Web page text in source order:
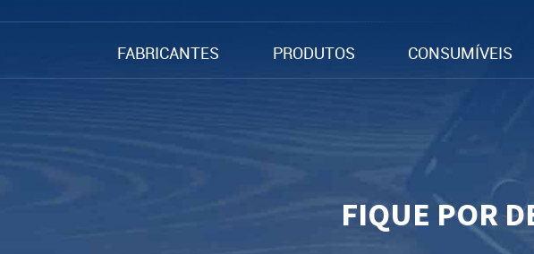
FABRICANTES PRODUTOS CONSUMÍVEIS
FIQUE POR